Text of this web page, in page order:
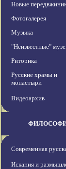
Новые
Фотогалерея
Музыка
"Неизвестные"
Риторика
Русские храмы и
монастыри
Видеоархив
Современная
Искания и